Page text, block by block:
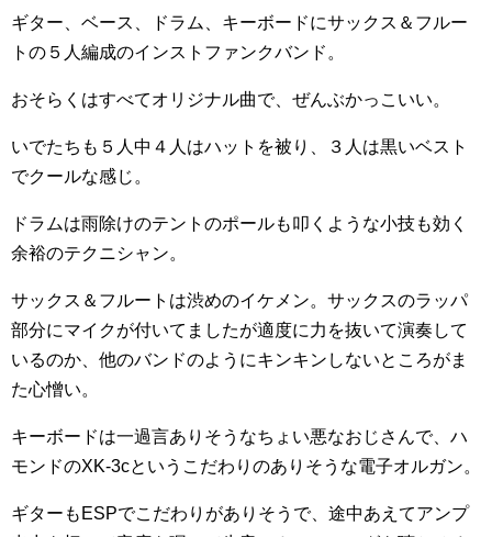
ギター、ベース、ドラム、キーボードにサックス＆フルー
トの５人編成のインストファンクバンド。
おそらくはすべてオリジナル曲で、ぜんぶかっこいい。
いでたちも５人中４人はハットを被り、３人は黒いベスト
でクールな感じ。
ドラムは雨除けのテントのポールも叩くような小技も効く
余裕のテクニシャン。
サックス＆フルートは渋めのイケメン。サックスのラッパ
部分にマイクが付いてましたが適度に力を抜いて演奏して
いるのか、他のバンドのようにキンキンしないところがま
た心憎い。
キーボードは一過言ありそうなちょい悪なおじさんで、ハ
モンドのXK-3cというこだわりのありそうな電子オルガン。
ギターもESPでこだわりがありそうで、途中あえてアンプ